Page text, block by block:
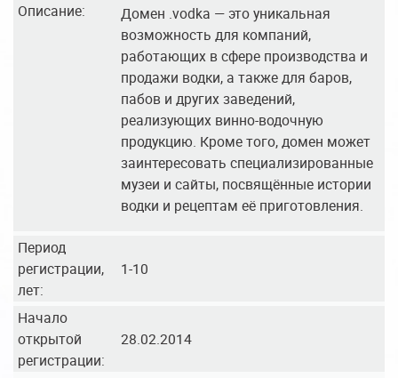
Описание:
Домен .vodka — это уникальная
возможность для компаний,
работающих в сфере производства и
продажи водки, а также для баров,
пабов и других заведений,
реализующих винно-водочную
продукцию. Кроме того, домен может
заинтересовать специализированные
музеи и сайты, посвящённые истории
водки и рецептам её приготовления.
Период
регистрации,
лет:
1-10
Начало
открытой
регистрации:
28.02.2014